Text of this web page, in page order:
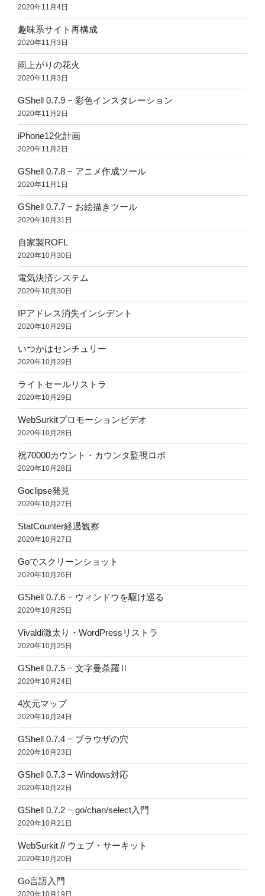
2020年11月4日
趣味系サイト再構成
2020年11月3日
雨上がりの花火
2020年11月3日
GShell 0.7.9 − 彩色インスタレーション
2020年11月2日
iPhone12化計画
2020年11月2日
GShell 0.7.8 − アニメ作成ツール
2020年11月1日
GShell 0.7.7 − お絵描きツール
2020年10月31日
自家製ROFL
2020年10月30日
電気決済システム
2020年10月30日
IPアドレス消失インシデント
2020年10月29日
いつかはセンチュリー
2020年10月29日
ライトセールリストラ
2020年10月29日
WebSurkitプロモーションビデオ
2020年10月28日
祝70000カウント・カウンタ監視ロボ
2020年10月28日
Goclipse発見
2020年10月27日
StatCounter経過観察
2020年10月27日
Goでスクリーンショット
2020年10月26日
GShell 0.7.6 − ウィンドウを駆け巡る
2020年10月25日
Vivaldi激太り・WordPressリストラ
2020年10月25日
GShell 0.7.5 − 文字曼荼羅Ⅱ
2020年10月24日
4次元マップ
2020年10月24日
GShell 0.7.4 − ブラウザの穴
2020年10月23日
GShell 0.7.3 − Windows対応
2020年10月22日
GShell 0.7.2 − go/chan/select入門
2020年10月21日
WebSurkit // ウェブ・サーキット
2020年10月20日
Go言語入門